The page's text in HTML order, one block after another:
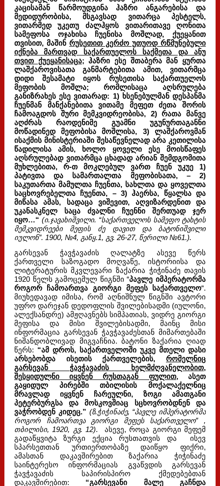
კაცისამან წარმოუდგინა ჰაზრი ანგარებისა და
მედიდურობისა, მსგავსად ვითარცა პესტელს,
ვითარმედ უკეთუ ძალჰყოს ვითარითავე ღონითა
სამეფოსა ოჯახისა ჩუენისა მოშლად, ქუეყანით
თვისით, მაშინ რუსეთით კერძო უთუოდ რწმუნებული
იქნება მართვად საქართუელოს საქმეთა და ანუ
თვით ქუეყანისაცა; ჰაზრი ესე შთაბერა მან ყურთა
ლაშქაროვისათა განმარტებითა ამით, ვითარმცა
დიდი შესამატი იყოს რუსეთისა საქართუელოს
მეფობის მოშლა; რომლისაცა აღსრულება
განიზრახეს ესე ვითარად: 1) ხსენებულმან დესპანმა
ჩუენმან მანქანებითა ვითამე მეფეთ ძეთა შორის
ჩამოაგდოს შური მემკვიდრეობისა, 2) რათა მანვე
აღძრას რაოდენიმე გუამნი უგუნურთაგანნი
მოწადინედ მეფობისა მოშლისა, 3) ლაშქაროვმან
ისაქმის მინისტერიაში შესაწევნელად არა კეთილისა
წადილისა ამის, ხოლო ყოველი ესე მოისწაფეს
აღსრულებად ვითარმცა ცხადად არიან შემდგომითა
მუხლებითა, რ-თ მოკლებულ ვართ ჩუენ უკუე 1)
პატივთა და სამართალთა მეფობისათა, – 2)
საკუთართა მამულთა ჩუენთა, სახლთა და ყოველთა
საცხოვრებელთა ჩუენთა, – 3) ჰაერსა, წყალსა და
მიწასა ამას, სადაცა ვიშევით, აღვიზარდენით და
უკანასკნელ საცა ძვალნი ჩუენნი შერთუად ჯერ
იყო…“ (ი.ჯავახიშვილი. “საქართველოს სამეფო ტახტის
მემკვიდრეები მეფის ძე დავით და ბატონიშვილი
იულონ”. 1900, №4, განყ.1, გვ. 26-27, წერილი №61.).
გარსევან ჭავჭავაძის ღალატზე ასევე წერს
ქართველი საზოგადო მოღვაწე, ისტორიისა და
ლიტერატურის მკვლევარი ზაქარია ჭიჭინაძე თავის
1920 წელს გამოცემულ წიგნში “პავლე იმპერატორმა
როგორ ჩამოართვა გიორგი მეფეს საქართველო“.
მიუხედავად იმისა, რომ აღნიშნულ წიგნში ავტორი
უფრო დარეჯან დედოფლის შვილებისადმი (იულონი,
ალექსანდრე) ამჟღავნებს სიმპათიას, ვიდრე გიორგი
მეფისა და მისი შვილებისადმი, მაინც მისი
ინფორმაცია გარსევან ჭავჭავაძესთან მიმართებაში
ნიშანდობლივად მიგვაჩნია. ბატონი ზაქარია ღიად
წერს: “ამ დროს, საქართველოში უკვე მთელი დასი
არსებობდა ისეთის ქართველების,რომელნიც
გარსევან ჭავჭავაძის ხელმძღვანელობით,
შესყიდულნი იყვნენ რუსთაგან ფულით, ასეთ
გაყიდულ პირებში თბილისის მოქალაქელნიც
მრავლად იყვნენ ჩარეულნი, ზოგი ამათგანი
პეტერბურგსა და მოსკოვშიაც სცხოვრობდნენ და
ვაჭრობდენ კიდეც.” (ზ.ჭიჭინაძე, “პავლე იმპერატორმა
როგორ ჩამოართვა გიორგი მეფეს საქართველო” ,
თბილისი, 1920, გვ. 12). ასევე, როცა გიორგი მეფემ
გადაწყვიტა ზურგი ექცია რუსთათვის და ისევ
სპარსეთთან ურთიერთობაზე დაიწყო ფიქრი,
ამასთან დაკავშირებით ზაქარია ჭიჭინაძე
საინტერესო ინფორმაციას გვაწვდის გარსევან
ჭავჭავაძის საპირისპირო ქმედებებთან
დაკავშირებით: “გარსევანი მალე გაჩნდა